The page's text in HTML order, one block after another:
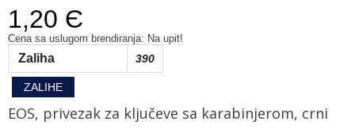
1,20 Є
Cena sa uslugom brendiranja: Na upit!
Zaliha 390
ZALIHE
EOS, privezak za ključeve sa karabinjerom, crni